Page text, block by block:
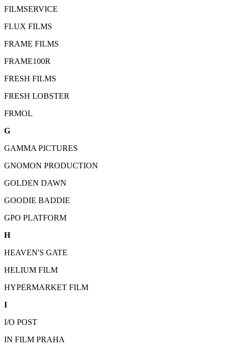
FILMSERVICE
FLUX FILMS
FRAME FILMS
FRAME100R
FRESH FILMS
FRESH LOBSTER
FRMOL
G
GAMMA PICTURES
GNOMON PRODUCTION
GOLDEN DAWN
GOODIE BADDIE
GPO PLATFORM
H
HEAVEN'S GATE
HELIUM FILM
HYPERMARKET FILM
I
I/O POST
IN FILM PRAHA